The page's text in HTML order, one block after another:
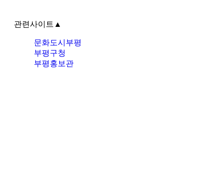
관련사이트 ▲
문화도시부평
부평구청
부평홍보관